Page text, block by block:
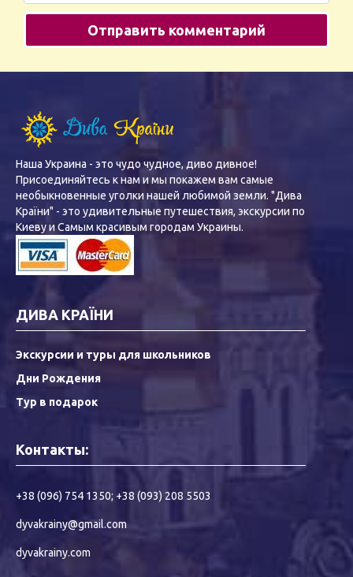
Наша Украина - это чудо чудное, диво дивное!
Присоединяйтесь к нам и мы покажем вам самые
необыкновенные уголки нашей любимой земли. "Дива
Країни" - это удивительные путешествия, экскурсии по
Киеву и Самым красивым городам Украины.
ДИВА КРАЇНИ
Экскурсии и туры для школьников
Дни Рождения
Тур в подарок
Контакты:
+38 (096) 754 1350; +38 (093) 208 5503
dyvakrainy@gmail.com
dyvakrainy.com